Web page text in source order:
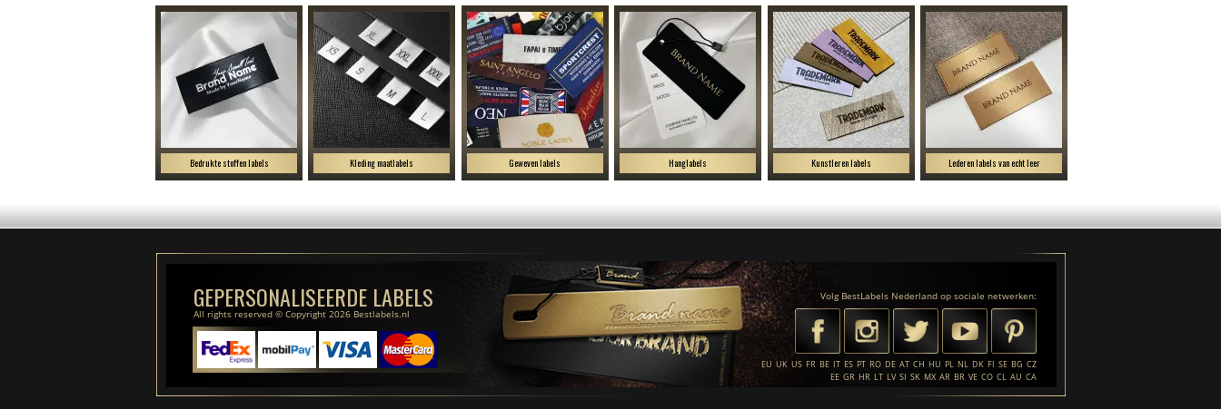
Bedrukte stoffen labels Kleding maatlabels Geweven labels Hanglabels Kunstleren labels Lederen labels van echt leer
GEPERSONALISEERDE LABELS
All rights reserved © Copyright 2026 Bestlabels.nl
Volg BestLabels Nederland op sociale netwerken:
EU UK US FR BE IT ES PT RO DE AT CH HU PL NL DK FI SE BG CZ
EE GR HR LT LV SI SK MX AR BR VE CO CL AU CA